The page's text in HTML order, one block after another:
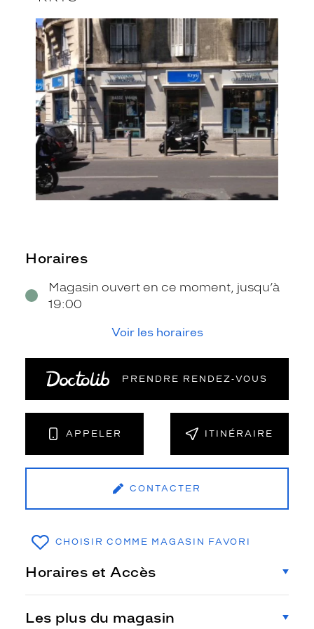
Horaires
Magasin ouvert en ce moment, jusqu’à
19:00
Voir les horaires
PRENDRE RENDEZ‑VOUS
APPELER ITINÉRAIRE
CONTACTER
CHOISIR COMME MAGASIN FAVORI
Horaires et Accès
Les plus du magasin